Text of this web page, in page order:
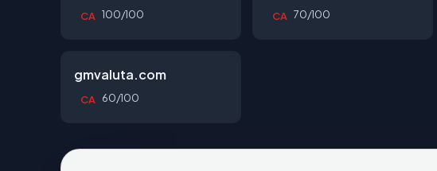
CA 100/100 CA 70/100
gmvaluta.com
CA 60/100